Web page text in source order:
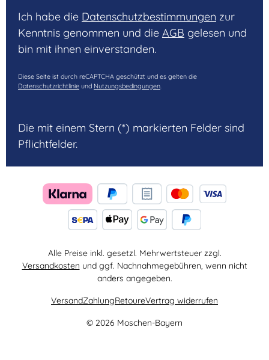
Ich habe die Datenschutzbestimmungen zur
Kenntnis genommen und die AGB gelesen und
bin mit ihnen einverstanden.
Diese Seite ist durch reCAPTCHA geschützt und es gelten die
Datenschutzrichtlinie und Nutzungsbedingungen.
Die mit einem Stern (*) markierten Felder sind
Pflichtfelder.
Alle Preise inkl. gesetzl. Mehrwertsteuer zzgl.
Versandkosten und ggf. Nachnahmegebühren, wenn nicht
anders angegeben.
© 2026 Moschen-Bayern
VersandZahlungRetoureVertrag widerrufen